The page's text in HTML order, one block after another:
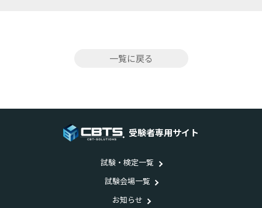
一覧に戻る
受験者専用サイト
試験・検定一覧
試験会場一覧
お知らせ